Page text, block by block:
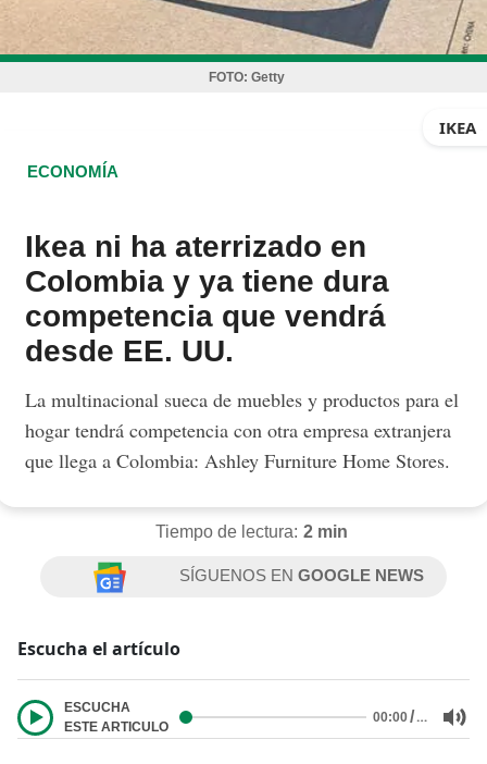
FOTO: Getty
IKEA
ECONOMÍA
Ikea ni ha aterrizado en
Colombia y ya tiene dura
competencia que vendrá
desde EE. UU.
La multinacional sueca de muebles y productos para el
hogar tendrá competencia con otra empresa extranjera
que llega a Colombia: Ashley Furniture Home Stores.
Tiempo de lectura: 2 min
SÍGUENOS ENGOOGLE NEWS
Escucha el artículo
ESCUCHA
ESTE ARTICULO
00:00/…